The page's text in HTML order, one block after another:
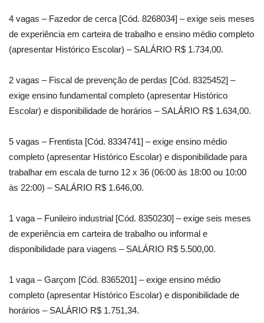
4 vagas – Fazedor de cerca [Cód. 8268034] – exige seis meses
de experiência em carteira de trabalho e ensino médio completo
(apresentar Histórico Escolar) – SALÁRIO R$ 1.734,00.
2 vagas – Fiscal de prevenção de perdas [Cód. 8325452] –
exige ensino fundamental completo (apresentar Histórico
Escolar) e disponibilidade de horários – SALÁRIO R$ 1.634,00.
5 vagas – Frentista [Cód. 8334741] – exige ensino médio
completo (apresentar Histórico Escolar) e disponibilidade para
trabalhar em escala de turno 12 x 36 (06:00 às 18:00 ou 10:00
às 22:00) – SALÁRIO R$ 1.646,00.
1 vaga – Funileiro industrial [Cód. 8350230] – exige seis meses
de experiência em carteira de trabalho ou informal e
disponibilidade para viagens – SALÁRIO R$ 5.500,00.
1 vaga – Garçom [Cód. 8365201] – exige ensino médio
completo (apresentar Histórico Escolar) e disponibilidade de
horários – SALÁRIO R$ 1.751,34.